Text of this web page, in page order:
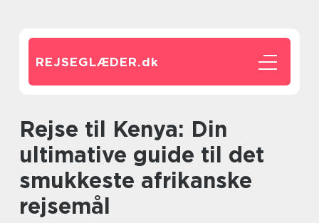
REJSEGLÆDER.dk
Rejse til Kenya: Din
ultimative guide til det
smukkeste afrikanske
rejsemål